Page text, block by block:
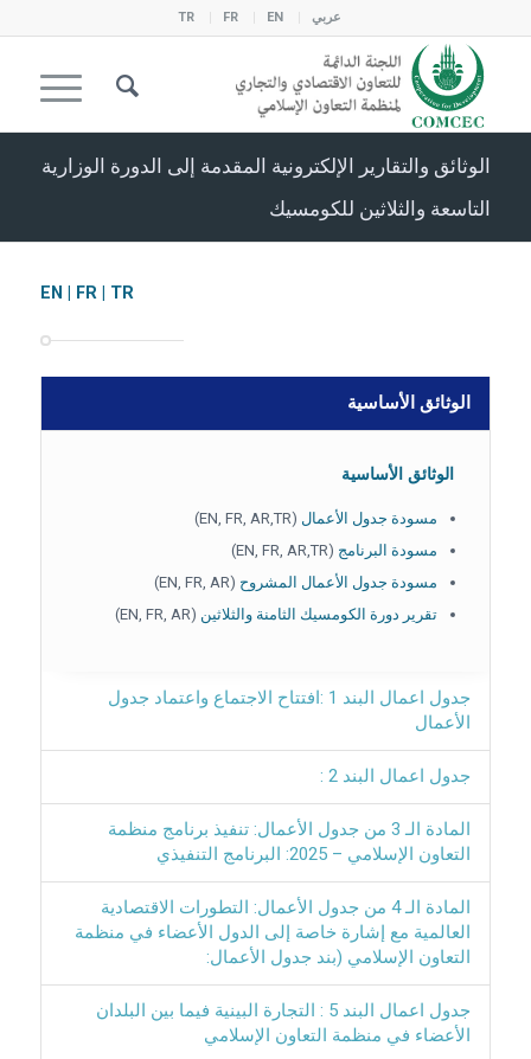
عربي EN
FR
TR
الوثائق والتقارير الإلكترونية المقدمة إلى الدورة الوزارية
التاسعة والثلاثين للكومسيك
EN FR| TR
الوثائق الأساسية
الوثائق الأساسية
مسودة جدول الأعمال (EN, FR, AR,TR)
مسودة البرنامج (EN, FR, AR,TR)
مسودة جدول الأعمال المشروح (EN, FR, AR)
تقرير دورة الكومسيك الثامنة والثلاثين (EN, FR, AR)
جدول اعمال البند 1 :افتتاح الاجتماع واعتماد جدول
الأعمال
جدول اعمال البند 2 :
المادة الـ 3 من جدول الأعمال: تنفيذ برنامج منظمة
التعاون الإسلامي – 2025: البرنامج التنفيذي
المادة الـ 4 من جدول الأعمال: التطورات الاقتصادية
العالمية مع إشارة خاصة إلى الدول الأعضاء في منظمة
التعاون الإسلامي (بند جدول الأعمال:
جدول اعمال البند 5 : التجارة البينية فيما بين البلدان
الأعضاء في منظمة التعاون الإسلامي